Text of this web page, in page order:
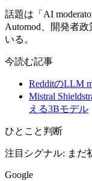
話題は「AI
Automod、開発者
いる。
今読む記事
RedditのLLM
Mistral
える3Bモデル
ひとこと判断
注目シグナル: まだ
Google